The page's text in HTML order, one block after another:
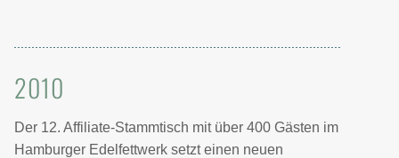
2010
Der 12. Affiliate-Stammtisch mit über 400 Gästen im
Hamburger Edelfettwerk setzt einen neuen